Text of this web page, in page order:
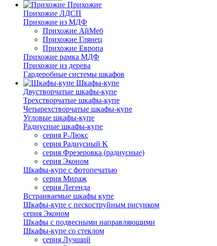
Прихожие
Прихожие ЛДСП
Прихожие из МДФ
Прихожие АйМеб
Прихожие Глянец
Прихожие Европа
Прихожие рамка МДФ
Прихожие из дерева
Гардеробные системы шкафов
Шкафы-купе
Двустворчатые шкафы-купе
Трехстворчатые шкафы-купе
Четырехстворчатые шкафы-купе
Угловые шкафы-купе
Радиусные шкафы-купе
серия Р-Люкс
серия Радиусный K
серия Фрезеровка (радиусные)
серия Эконом
Шкафы-купе с фотопечатью
серия Мираж
серия Легенда
Встраиваемые шкафы купе
Шкафы-купе с пескоструйным рисунком
серия Эконом
Шкафы с подвесными направляющими
Шкафы-купе со стеклом
серия Лучший